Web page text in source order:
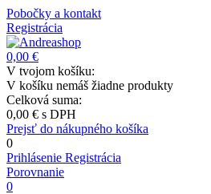
Pobočky a kontakt
Registrácia
0,00 €
V tvojom košíku:
V košíku nemáš žiadne produkty
Celková suma:
0,00 € s DPH
Prejsť do nákupného košíka
0
Prihlásenie Registrácia
Porovnanie
0